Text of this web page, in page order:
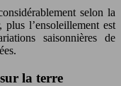
selon la
plus l’ensoleillement est
saisonnières de
la terre